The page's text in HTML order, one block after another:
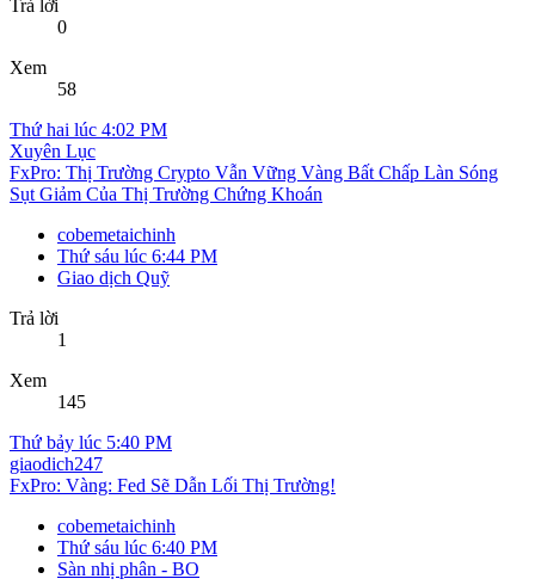
Trả lời
0
Xem
58
Thứ hai lúc 4:02 PM
Xuyên Lục
FxPro: Thị Trường Crypto Vẫn Vững Vàng Bất Chấp Làn Sóng
Sụt Giảm Của Thị Trường Chứng Khoán
cobemetaichinh
Thứ sáu lúc 6:44 PM
Giao dịch Quỹ
Trả lời
1
Xem
145
Thứ bảy lúc 5:40 PM
giaodich247
FxPro: Vàng: Fed Sẽ Dẫn Lối Thị Trường!
cobemetaichinh
Thứ sáu lúc 6:40 PM
Sàn nhị phân - BO